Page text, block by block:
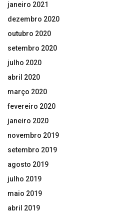
janeiro 2021
dezembro 2020
outubro 2020
setembro 2020
julho 2020
abril 2020
março 2020
fevereiro 2020
janeiro 2020
novembro 2019
setembro 2019
agosto 2019
julho 2019
maio 2019
abril 2019